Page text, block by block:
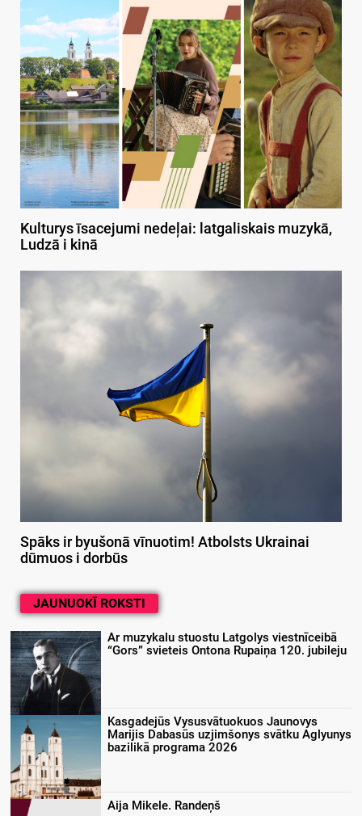
Kulturys īsacejumi nedeļai: latgaliskais muzykā,
Ludzā i kinā
Spāks ir byušonā vīnuotim! Atbolsts Ukrainai
dūmuos i dorbūs
JAUNUOKĪ ROKSTI
Ar muzykalu stuostu Latgolys viestnīceibā
“Gors” svieteis Ontona Rupaiņa 120. jubileju
Kasgadejūs Vysusvātuokuos Jaunovys
Marijis Dabasūs uzjimšonys svātku Aglyunys
bazilikā programa 2026
Aija Mikele. Randeņš